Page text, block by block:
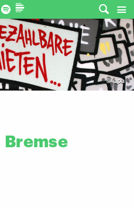
©dpa
Bremse